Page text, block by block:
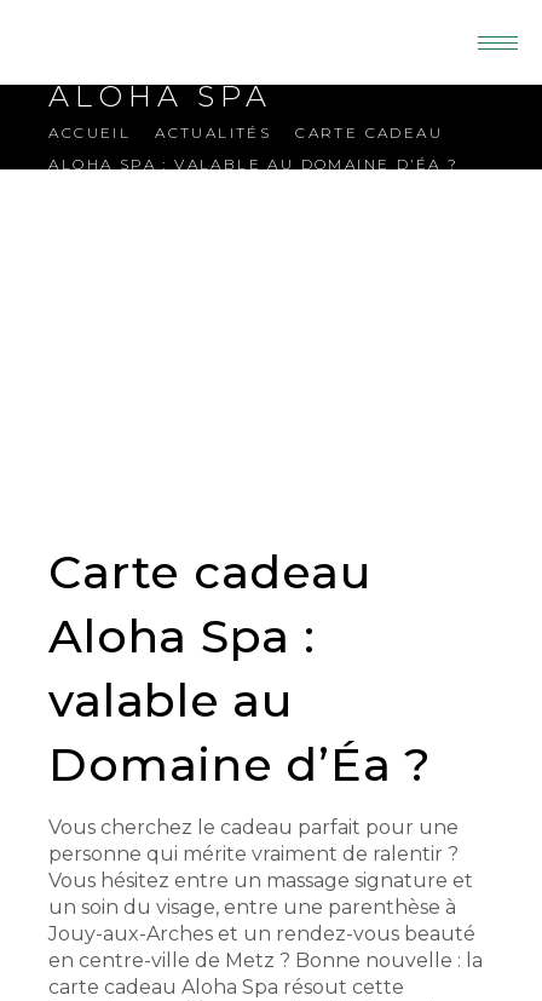
ALOHA SPA
ACCUEIL ACTUALITÉS
CARTE CADEAU
ALOHA SPA : VALABLE AU DOMAINE D’ÉA ?
Carte cadeau
Aloha Spa :
valable au
Domaine d’Éa ?
Vous cherchez le cadeau parfait pour une
personne qui mérite vraiment de ralentir ?
Vous hésitez entre un massage signature et
un soin du visage, entre une parenthèse à
Jouy-aux-Arches et un rendez-vous beauté
en centre-ville de Metz ? Bonne nouvelle : la
carte cadeau Aloha Spa résout cette